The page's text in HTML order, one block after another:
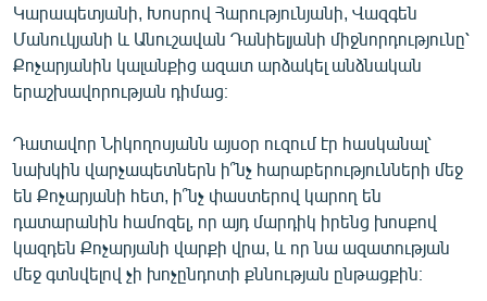
Կարապետյանի, Խոսրով Հարությունյանի, Վազգեն
Մանուկյանի և Անուշավան Դանիելյանի միջնորդությունը՝
Քոչարյանին կալանքից ազատ արձակել անձնական
երաշխավորության դիմաց։
Դատավոր Նիկողոսյանն այսօր ուզում էր հասկանալ՝
նախկին վարչապետներն ի՞նչ հարաբերությունների մեջ
են Քոչարյանի հետ, ի՞նչ փաստերով կարող են
դատարանին համոզել, որ այդ մարդիկ իրենց խոսքով
կազդեն Քոչարյանի վարքի վրա, և որ նա ազատության
մեջ գտնվելով չի խոչընդոտի քննության ընթացքին։